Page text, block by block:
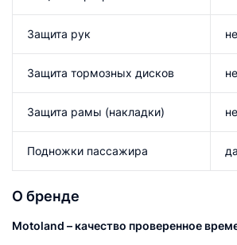
Защита рук
Защита тормозных дисков
Защита рамы (накладки)
Подножки пассажира да
О бренде
Motoland – качество проверенное